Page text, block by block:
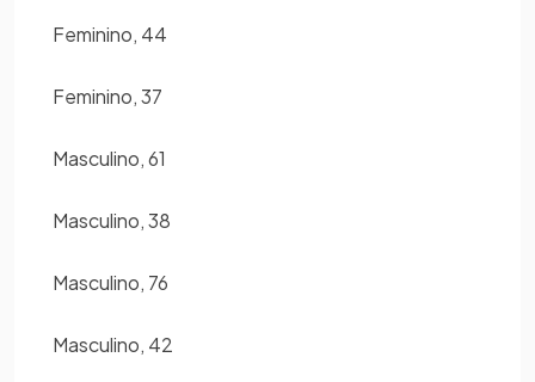
Feminino, 44
Feminino, 37
Masculino, 61
Masculino, 38
Masculino, 76
Masculino, 42